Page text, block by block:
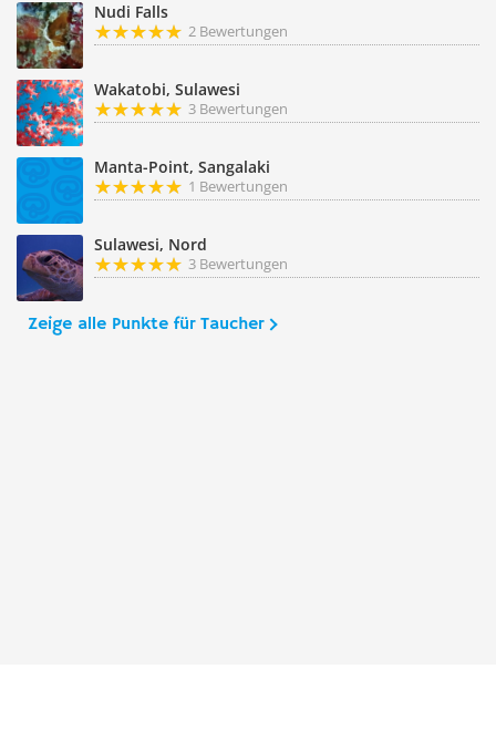
Nudi Falls
2 Bewertungen
Wakatobi, Sulawesi
3 Bewertungen
Manta-Point, Sangalaki
1 Bewertungen
Sulawesi, Nord
3 Bewertungen
Zeige alle Punkte für Taucher